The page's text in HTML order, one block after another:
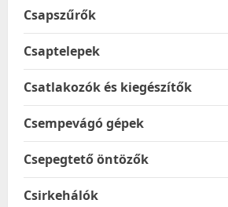
Csapszűrők
Csaptelepek
Csatlakozók és kiegészítők
Csempevágó gépek
Csepegtető öntözők
Csirkehálók